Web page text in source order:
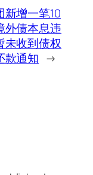
新增一笔10
外债本息违
未收到债权
款通知 →